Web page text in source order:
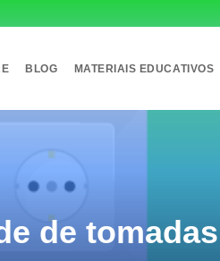
BLOG MATERIAIS EDUCATIVOS
de